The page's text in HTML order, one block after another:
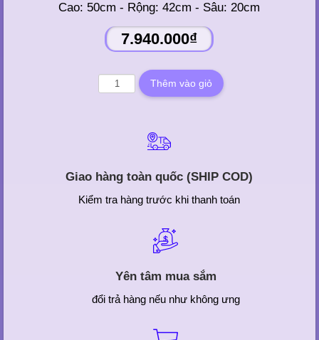
Cao: 50cm - Rộng: 42cm - Sâu: 20cm
7.940.000₫
Giao hàng toàn quốc (SHIP COD)
Kiểm tra hàng trước khi thanh toán
Yên tâm mua sắm
đổi trả hàng nếu như không ưng